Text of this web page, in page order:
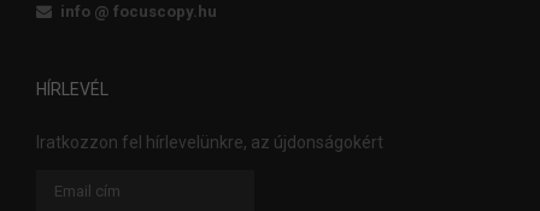
info @ focuscopy.hu
HÍRLEVÉL
Iratkozzon fel hírlevelünkre, az újdonságokért